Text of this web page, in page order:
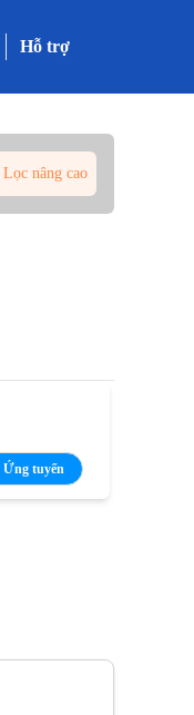
Hỗ trợ
Lọc nâng cao
Ứng tuyển